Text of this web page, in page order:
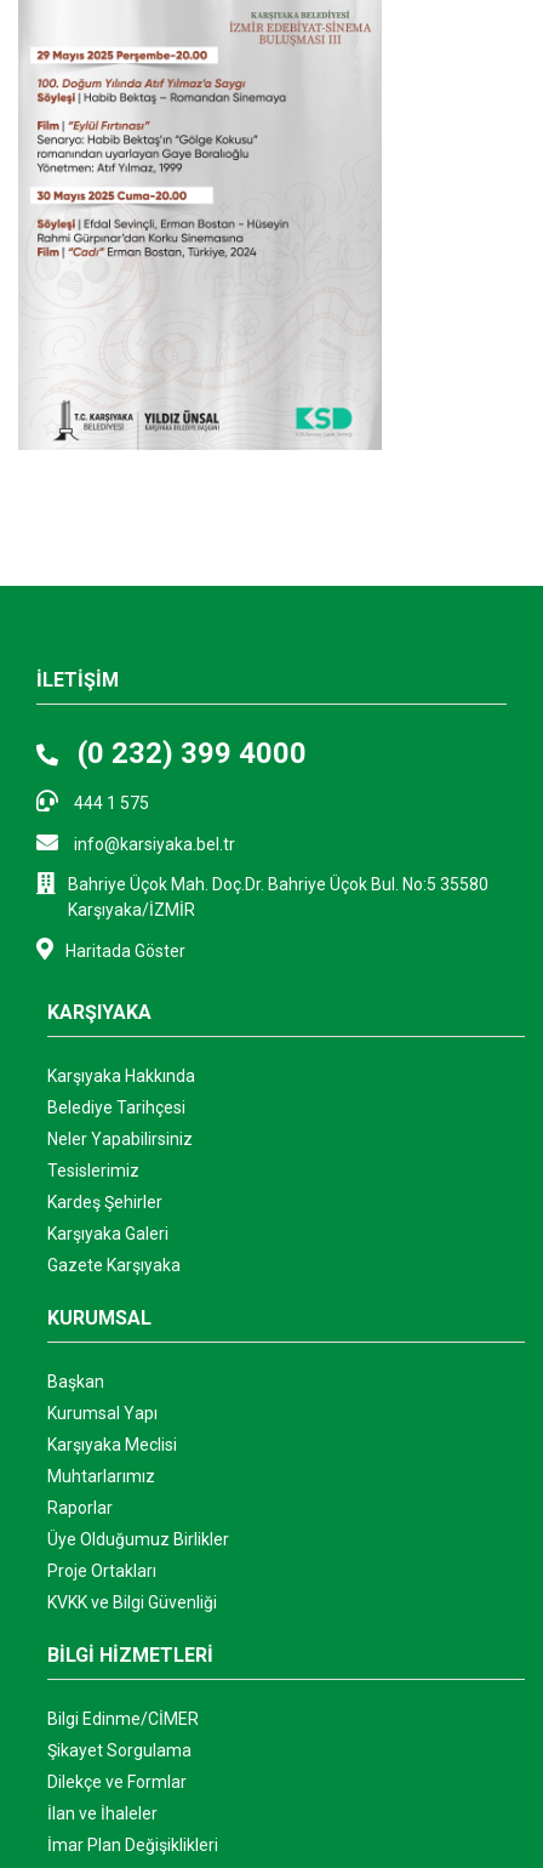
İLETİŞİM
(0 232) 399 4000
444 1 575
info@karsiyaka.bel.tr
Bahriye Üçok Mah. Doç.Dr. Bahriye Üçok Bul. No:5 35580
Karşıyaka/İZMİR
Haritada Göster
KARŞIYAKA
Karşıyaka Hakkında
Belediye Tarihçesi
Neler Yapabilirsiniz
Tesislerimiz
Kardeş Şehirler
Karşıyaka Galeri
Gazete Karşıyaka
KURUMSAL
Başkan
Kurumsal Yapı
Karşıyaka Meclisi
Muhtarlarımız
Raporlar
Üye Olduğumuz Birlikler
Proje Ortakları
KVKK ve Bilgi Güvenliği
BİLGİ HİZMETLERİ
Bilgi Edinme/CİMER
Şikayet Sorgulama
Dilekçe ve Formlar
İlan ve İhaleler
İmar Plan Değişiklikleri